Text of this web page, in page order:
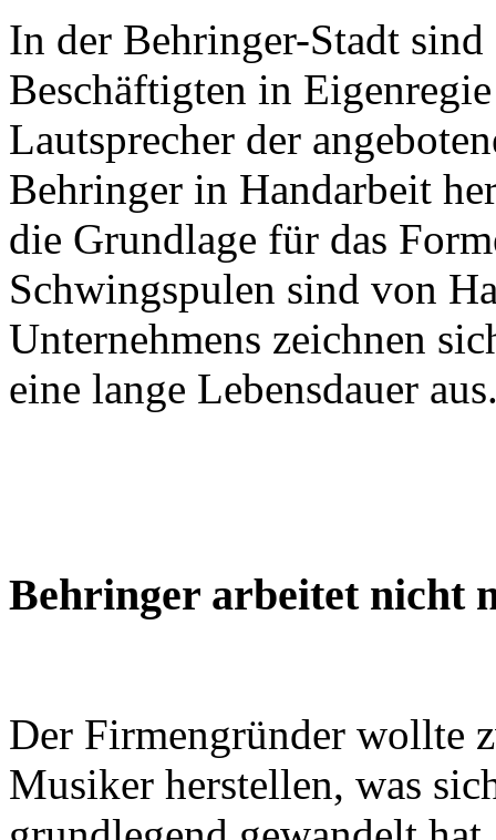
In der Behringer-Stadt
Beschäftigten in
Lautsprecher der
Behringer in Handarbeit
die Grundlage für das
Schwingspulen sind von
Unternehmens zeichnen
eine lange Lebensdauer
Behringer arbeitet nicht
Der Firmengründer wollte
Musiker herstellen, was